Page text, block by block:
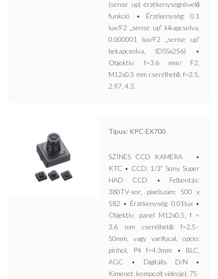
(sense up) érzékenységnövelő
funkció • Érzékenység: 0.1
lux/F2 „sense up” kikapcsolva,
0.000001 lux/F2 „sense up”
bekapcsolva, (DSSx256) •
Objektív: f=3.6 mm/ F2,
M12x0.5 mm cserélhető: f=2.5,
2.97, 4.3,
Típus: KPC-EX700
SZÍNES CCD KAMERA •
KTC • CCD: 1/3” Sony Super
HAD CCD • Felbontás:
380TV-sor, pixelszám: 500 x
582 • Érzékenység: 0.01lux •
Objektív: panel M12x0.5, f =
3,6 mm cserélhető: f=2,5–
50mm, vagy varifocal, opcio:
pinhol, P4 f=4.3mm • BLC,
AGC • Digitális D/N •
Kimenet: kompozit videojel, 75